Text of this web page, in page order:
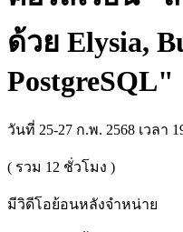
ด้วย Elysia,
PostgreSQL"
วันที่ 25-27 ก.พ. 2568 เวลา
( รวม 12 ชั่วโมง )
มีวิดีโอย้อนหลังจำหน่าย